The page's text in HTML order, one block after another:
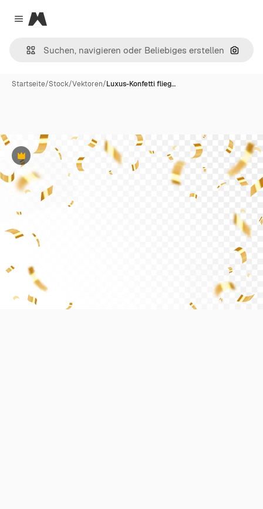
Close menu
Magnific
Nach
Startseite/Stock/Vektoren/Luxus-Konfetti flieg…
Premium